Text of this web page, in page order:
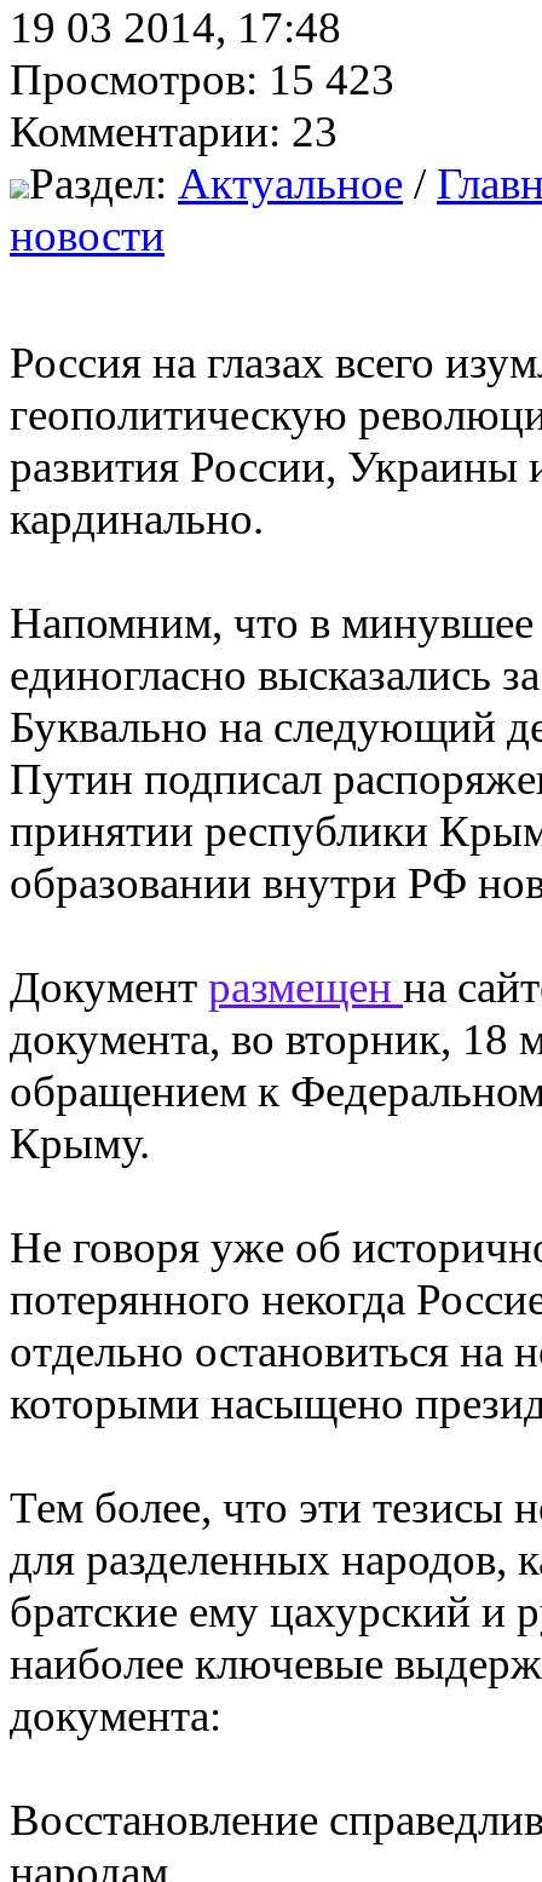
19 03 2014, 17:48
Просмотров: 15 423
Комментарии: 23
Раздел: Актуальное /
новости
Россия на глазах всего
геополитическую
развития России, Украины
кардинально.
Напомним, что в
единогласно высказались
Буквально на следующий
Путин подписал
принятии республики
образовании внутри РФ
Документ размещен на
документа, во вторник, 18
обращением к
Крыму.
Не говоря уже об
потерянного некогда
отдельно остановиться на
которыми насыщено
Тем более, что эти тезисы
для разделенных народов,
братские ему цахурский и
наиболее ключевые
документа:
Восстановление